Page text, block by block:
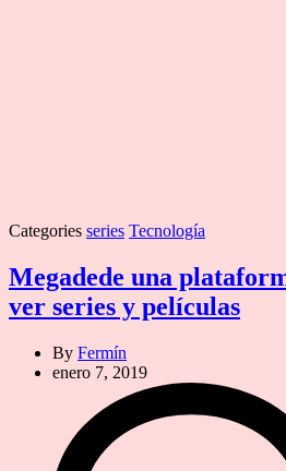
Categories series Tecnología
Megadede una
ver series y películas
By Fermín
enero 7, 2019